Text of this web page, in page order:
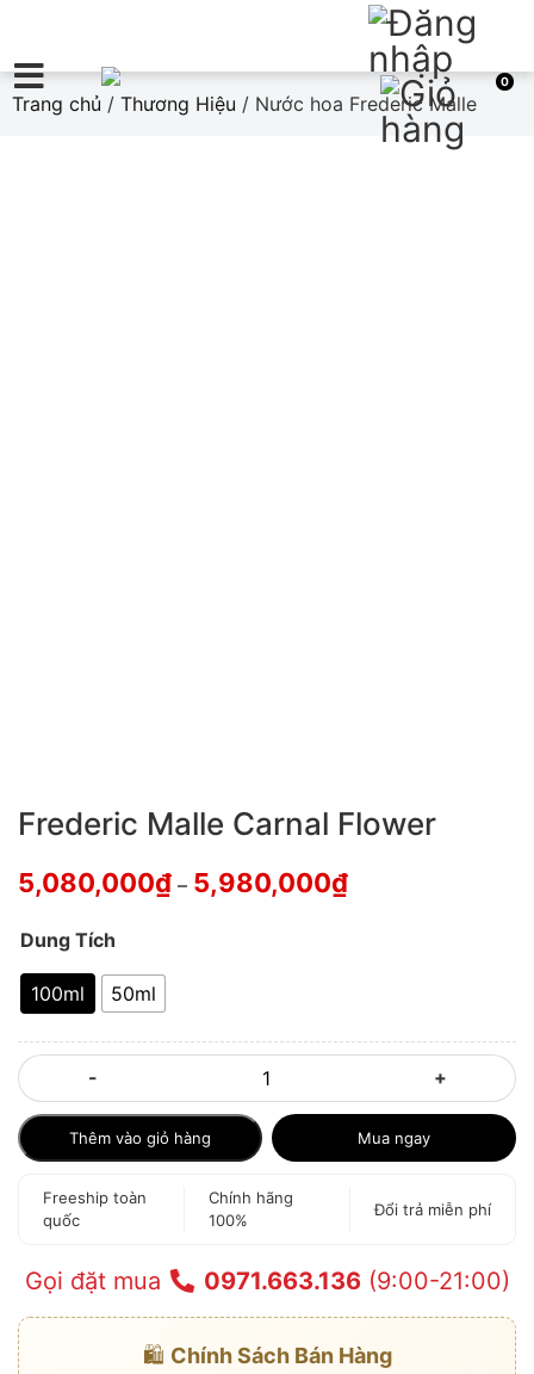
0
Trang chủ / Thương Hiệu / Nước hoa Frederic Malle
Frederic Malle Carnal Flower
5,080,000₫ – 5,980,000₫
Dung Tích
100ml 50ml
- +
Thêm vào giỏ hàng Mua ngay
Freeship toàn
quốc
Chính hãng
100%
Đổi trả miễn phí
Gọi đặt mua 0971.663.136(9:00-21:00)
🛍️ Chính Sách Bán Hàng